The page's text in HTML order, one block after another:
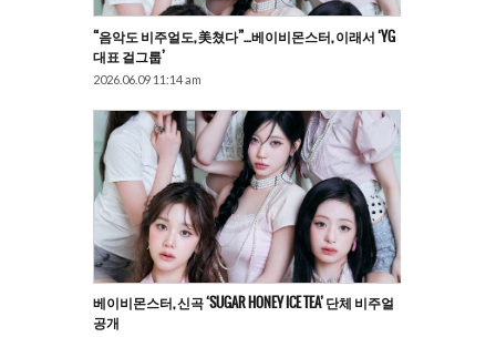
“음악도 비주얼도, 美쳤다”…베이비몬스터, 이래서 ‘YG
대표 걸그룹’
2026.06.09 11:14 am
베이비몬스터, 신곡 ‘SUGAR HONEY ICE TEA’ 단체 비주얼
공개